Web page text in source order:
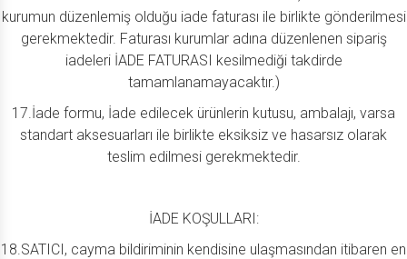
kurumun düzenlemiş olduğu iade faturası ile birlikte gönderilmesi
gerekmektedir. Faturası kurumlar adına düzenlenen sipariş
iadeleri İADE FATURASI kesilmediği takdirde
tamamlanamayacaktır.)
17.İade formu, İade edilecek ürünlerin kutusu, ambalajı, varsa
standart aksesuarları ile birlikte eksiksiz ve hasarsız olarak
teslim edilmesi gerekmektedir.
İADE KOŞULLARI:
18.SATICI, cayma bildiriminin kendisine ulaşmasından itibaren en